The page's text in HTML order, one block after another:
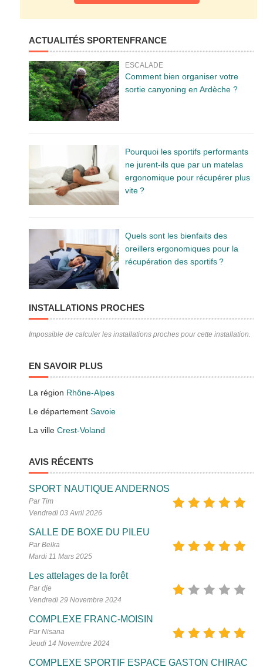
ACTUALITÉS SPORTENFRANCE
ESCALADE
Comment bien organiser votre
sortie canyoning en Ardèche ?
Pourquoi les sportifs performants
ne jurent-ils que par un matelas
ergonomique pour récupérer plus
vite ?
Quels sont les bienfaits des
oreillers ergonomiques pour la
récupération des sportifs ?
INSTALLATIONS PROCHES
Impossible de calculer les installations proches pour cette installation.
EN SAVOIR PLUS
La région Rhône-Alpes
Le départementSavoie
La villeCrest-Voland
AVIS RÉCENTS
SPORT NAUTIQUE ANDERNOS
Par Tim
Vendredi 03 Avril 2026
SALLE DE BOXE DU PILEU
Par Belka
Mardi 11 Mars 2025
Les attelages de la forêt
Par dje
Vendredi 29 Novembre 2024
COMPLEXE FRANC-MOISIN
Par Nisana
Jeudi 14 Novembre 2024
COMPLEXE SPORTIF ESPACE GASTON CHIRAC